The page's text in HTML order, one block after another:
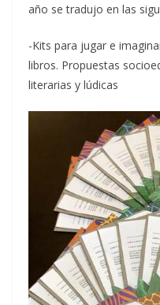
año se tradujo en las
-Kits para jugar e
libros. Propuestas
literarias y lúdicas